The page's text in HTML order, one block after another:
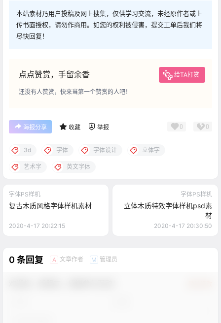
本站素材乃用户投稿及网上搜集，仅供学习交流，未经原作者或上
传书面授权，请勿作商用。如您的权利被侵害，提交工单后我们将
尽快回复！
点点赞赏，手留余香 给TA打赏
还没有人赞赏，快来当第一个赞赏的人吧！
海报分享 收藏 举报 0 0
3d 字体 字体设计 立体字
艺术字 英文字体
字体PS样机
复古木质风格字体样机素材
2020-4-17 20:22:15
字体PS样机
立体木质特效字体样机psd素
材
2020-4-17 20:30:50
0 条回复 A 文章作者 M 管理员